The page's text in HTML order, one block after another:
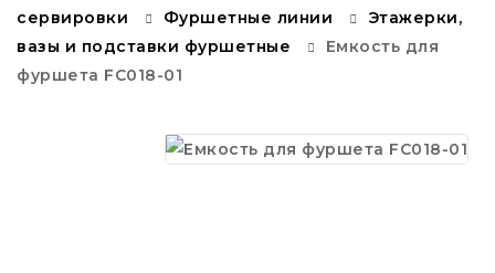
сервировки
Фуршетные линии
Этажерки,
вазы и подставки фуршетные
Емкость для
фуршета FC018-01